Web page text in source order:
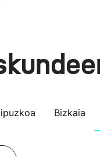
Bizkaia